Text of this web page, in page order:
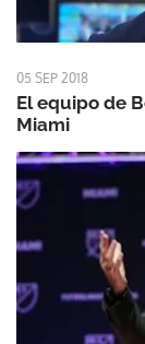
05 SEP 2018
El equipo de
Miami